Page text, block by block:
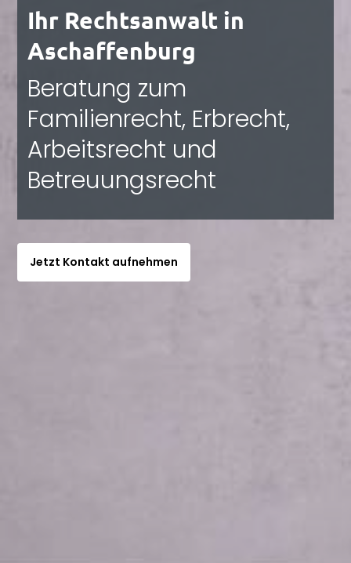
Ihr Rechtsanwalt in
Aschaffenburg
Beratung zum
Familienrecht, Erbrecht,
Arbeitsrecht und
Betreuungsrecht
Jetzt Kontakt aufnehmen